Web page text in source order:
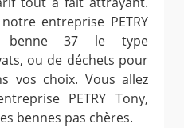
entreprise PETRY
benne 37 le type
ou de déchets pour
vos choix. Vous allez
PETRY Tony,
bennes pas chères.